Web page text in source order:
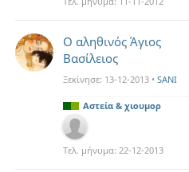
Ο αληθινός Άγιος
Βασίλειος
Ξεκίνησε: 13-12-2013 • SANI
Αστεία & χιουμορ
Τελ. μήνυμα: 22-12-2013